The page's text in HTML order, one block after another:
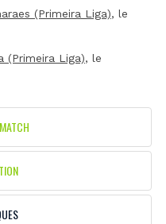
(Primeira Liga), le
(Primeira Liga), le